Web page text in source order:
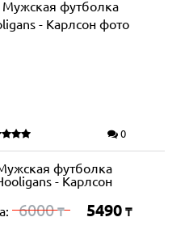
0
футболка
- Карлсон
6000₸ 5490 ₸